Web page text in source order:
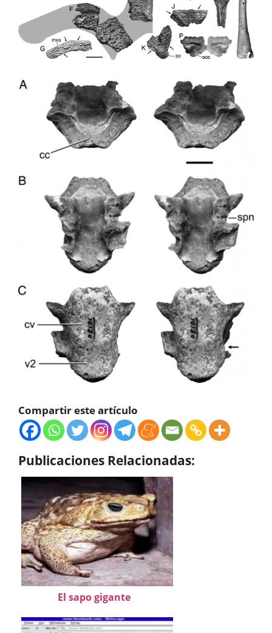
Compartir este artículo
Publicaciones Relacionadas:
El sapo gigante